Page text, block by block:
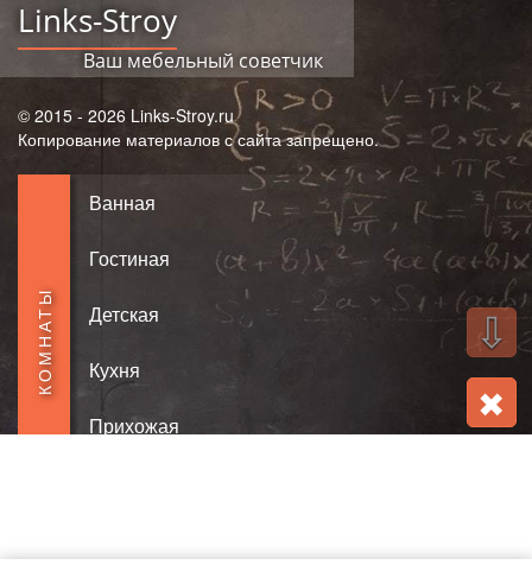
✖
⇩
Links-Stroy
Ваш мебельный советчик
© 2015 - 2026 Links-Stroy.ru
Копирование материалов с сайта запрещено.
КОМНАТЫ
Ванная
Гостиная
Детская
Кухня
Прихожая